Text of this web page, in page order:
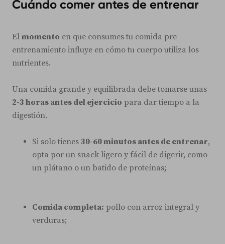
Cuándo comer antes de entrenar
El momento en que consumes tu comida pre
entrenamiento influye en cómo tu cuerpo utiliza los
nutrientes.
Una comida grande y equilibrada debe tomarse unas
2-3 horas antes del ejercicio para dar tiempo a la
digestión.
Si solo tienes 30-60 minutos antes de entrenar,
opta por un snack ligero y fácil de digerir, como
un plátano o un batido de proteínas;
Comida completa: pollo con arroz integral y
verduras;